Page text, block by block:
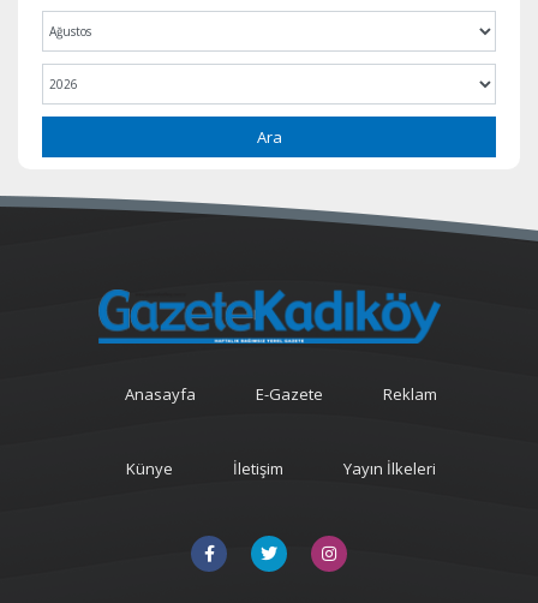
Ara
Anasayfa E-Gazete Reklam
Künye İletişim Yayın İlkeleri